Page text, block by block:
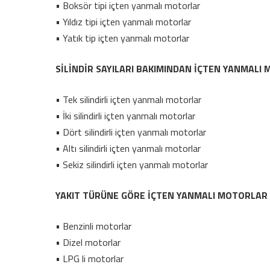
• Boksör tipi içten yanmalı motorlar
• Yıldız tipi içten yanmalı motorlar
• Yatık tip içten yanmalı motorlar
SİLİNDİR SAYILARI BAKIMINDAN İÇTEN YANMALI
• Tek silindirli içten yanmalı motorlar
• İki silindirli içten yanmalı motorlar
• Dört silindirli içten yanmalı motorlar
• Altı silindirli içten yanmalı motorlar
• Sekiz silindirli içten yanmalı motorlar
YAKIT TÜRÜNE GÖRE İÇTEN YANMALI MOTORLAR
• Benzinli motorlar
• Dizel motorlar
• LPG li motorlar